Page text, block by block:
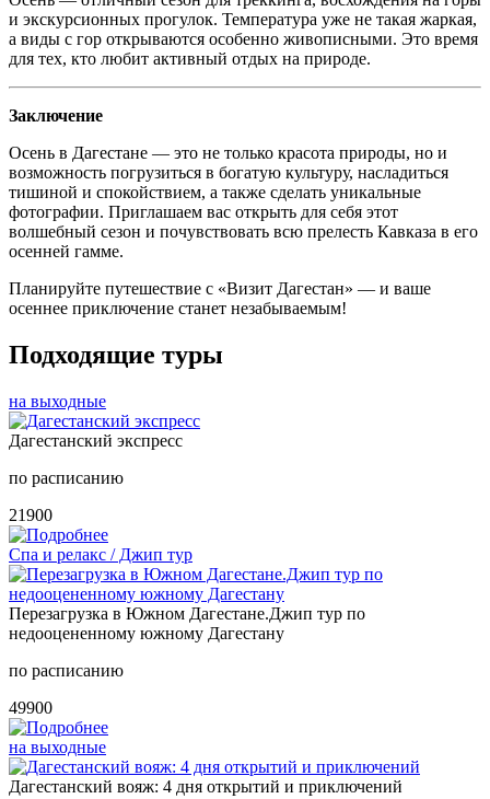
и экскурсионных прогулок. Температура уже не такая жаркая,
а виды с гор открываются особенно живописными. Это время
для тех, кто любит активный отдых на природе.
Заключение
Осень в Дагестане — это не только красота природы, но и
возможность погрузиться в богатую культуру, насладиться
тишиной и спокойствием, а также сделать уникальные
фотографии. Приглашаем вас открыть для себя этот
волшебный сезон и почувствовать всю прелесть Кавказа в его
осенней гамме.
Планируйте путешествие с «Визит Дагестан» — и ваше
осеннее приключение станет незабываемым!
Подходящие туры
на выходные
Дагестанский экспресс
по расписанию
21900
Спа и релакс / Джип тур
Перезагрузка в Южном Дагестане.Джип тур по
недооцененному южному Дагестану
по расписанию
49900
на выходные
Дагестанский вояж: 4 дня открытий и приключений